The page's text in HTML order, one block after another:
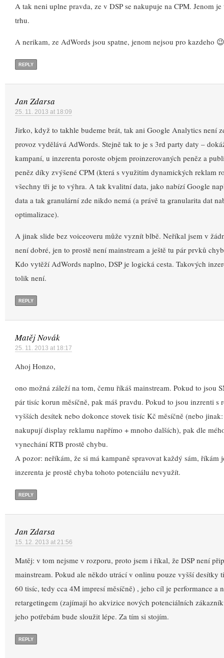
A tak neni uplne pravda, ze v DSP se nakupuje na CPM. Jenom
trhu.
A nerikam, ze AdWords jsou spatne, jenom nejsou pro kazdeho 😉
REPLY
Jan Zdarsa
25. 11. 2013 at 18:09
Jirko, když to takhle budeme brát, tak ani Google Analytics není
provoz vydělává AdWords. Stejně tak to je s 3rd party daty –
kampaní, u inzerenta poroste objem proinzerovaných peněz a
peněz díky zvýšené CPM (která s využitím dynamických reklam
všechny tři je to výhra. A tak kvalitní data, jako nabízí Google
data a tak granulární zde nikdo nemá (a právě ta granularita dat
optimalizace).
A jinak slide bez voiceoveru může vyznít blbě. Neříkal jsem v
není dobré, jen to prostě není mainstream a ještě tu pár prvků
Kdo vytěží AdWords naplno, DSP je logická cesta. Takových
tolik není.
REPLY
Matěj Novák
25. 11. 2013 at 18:17
Ahoj Honzo,
ono možná záleží na tom, čemu říkáš mainstream. Pokud to jsou
pár tisíc korun měsíčně, pak máš pravdu. Pokud to jsou inzrenti s
vyšších desítek nebo dokonce stovek tisíc Kč měsíčně (nebo
nakupují display reklamu napřímo + mnoho dalších), pak dle
vynechání RTB prostě chybu.
A pozor: neříkám, že si má kampaně spravovat každý sám, říkám
inzerenta je prostě chyba tohoto potenciálu nevyužít.
REPLY
Jan Zdarsa
15. 12. 2013 at 21:56
Matěj: v tom nejsme v rozporu, proto jsem i říkal, že DSP není
mainstream. Pokud ale někdo utrácí v onlinu pouze vyšší desítky
60 tisíc, tedy cca 4M impresí měsíčně) , jeho cíl je performance a
retargetingem (zajímají ho akvizice nových potenciálních
jeho potřebám bude sloužit lépe. Za tím si stojím.
REPLY